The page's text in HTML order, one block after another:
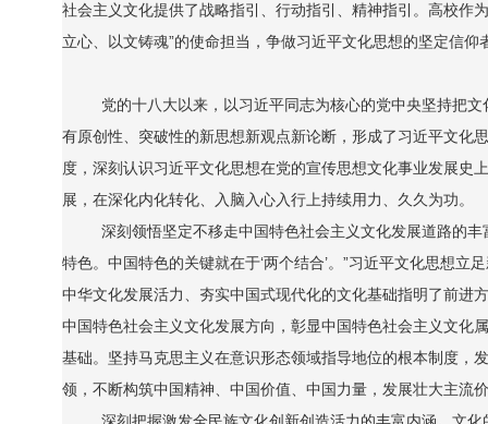
社会主义文化提供了战略指引、行动指引、精神指引。高校作
立心、以文铸魂”的使命担当，争做习近平文化思想的坚定信
党的十八大以来，以习近平同志为核心的党中央坚持把
有原创性、突破性的新思想新观点新论断，形成了习近平文化
度，深刻认识习近平文化思想在党的宣传思想文化事业发展史
展，在深化内化转化、入脑入心入行上持续用力、久久为功。
深刻领悟坚定不移走中国特色社会主义文化发展道路的
特色。中国特色的关键就在于‘两个结合’。”习近平文化思想
中华文化发展活力、夯实中国式现代化的文化基础指明了前进
中国特色社会主义文化发展方向，彰显中国特色社会主义文化
基础。坚持马克思主义在意识形态领域指导地位的根本制度，
领，不断构筑中国精神、中国价值、中国力量，发展壮大主流